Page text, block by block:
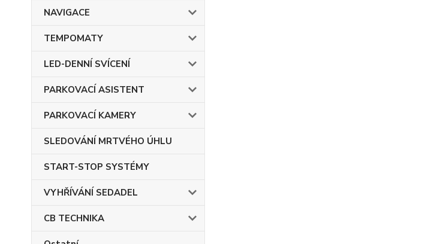
NAVIGACE
TEMPOMATY
LED-DENNÍ SVÍCENÍ
PARKOVACÍ ASISTENT
PARKOVACÍ KAMERY
SLEDOVÁNÍ MRTVÉHO ÚHLU
START-STOP SYSTÉMY
VYHŘÍVÁNÍ SEDADEL
CB TECHNIKA